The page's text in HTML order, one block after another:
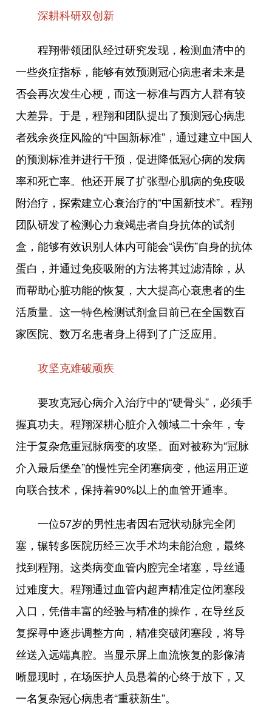
深耕科研双创新
程翔带领团队经过研究发现，检测血清中的
一些炎症指标，能够有效预测冠心病患者未来是
否会再次发生心梗，而这一标准与西方人群有较
大差异。于是，程翔和团队提出了预测冠心病患
者残余炎症风险的“中国新标准”，通过建立中国人
的预测标准并进行干预，促进降低冠心病的发病
率和死亡率。他还开展了扩张型心肌病的免疫吸
附治疗，探索建立心衰治疗的“中国新技术”。程翔
团队研发了检测心力衰竭患者自身抗体的试剂
盒，能够有效识别人体内可能会“误伤”自身的抗体
蛋白，并通过免疫吸附的方法将其过滤清除，从
而帮助心脏功能的恢复，大大提高心衰患者的生
活质量。这一特色检测试剂盒目前已在全国数百
家医院、数万名患者身上得到了广泛应用。
攻坚克难破顽疾
要攻克冠心病介入治疗中的“硬骨头”，必须手
握真功夫。程翔深耕心脏介入领域二十余年，专
注于复杂危重冠脉病变的攻坚。面对被称为“冠脉
介入最后堡垒”的慢性完全闭塞病变，他运用正逆
向联合技术，保持着90%以上的血管开通率。
一位57岁的男性患者因右冠状动脉完全闭
塞，辗转多医院历经三次手术均未能治愈，最终
找到程翔。这类病变血管内腔完全堵塞，导丝通
过难度大。程翔通过血管内超声精准定位闭塞段
入口，凭借丰富的经验与精准的操作，在导丝反
复探寻中逐步调整方向，精准突破闭塞段，将导
丝送入远端真腔。当显示屏上血流恢复的影像清
晰显现时，在场医护人员悬着的心终于放下，又
一名复杂冠心病患者“重获新生”。